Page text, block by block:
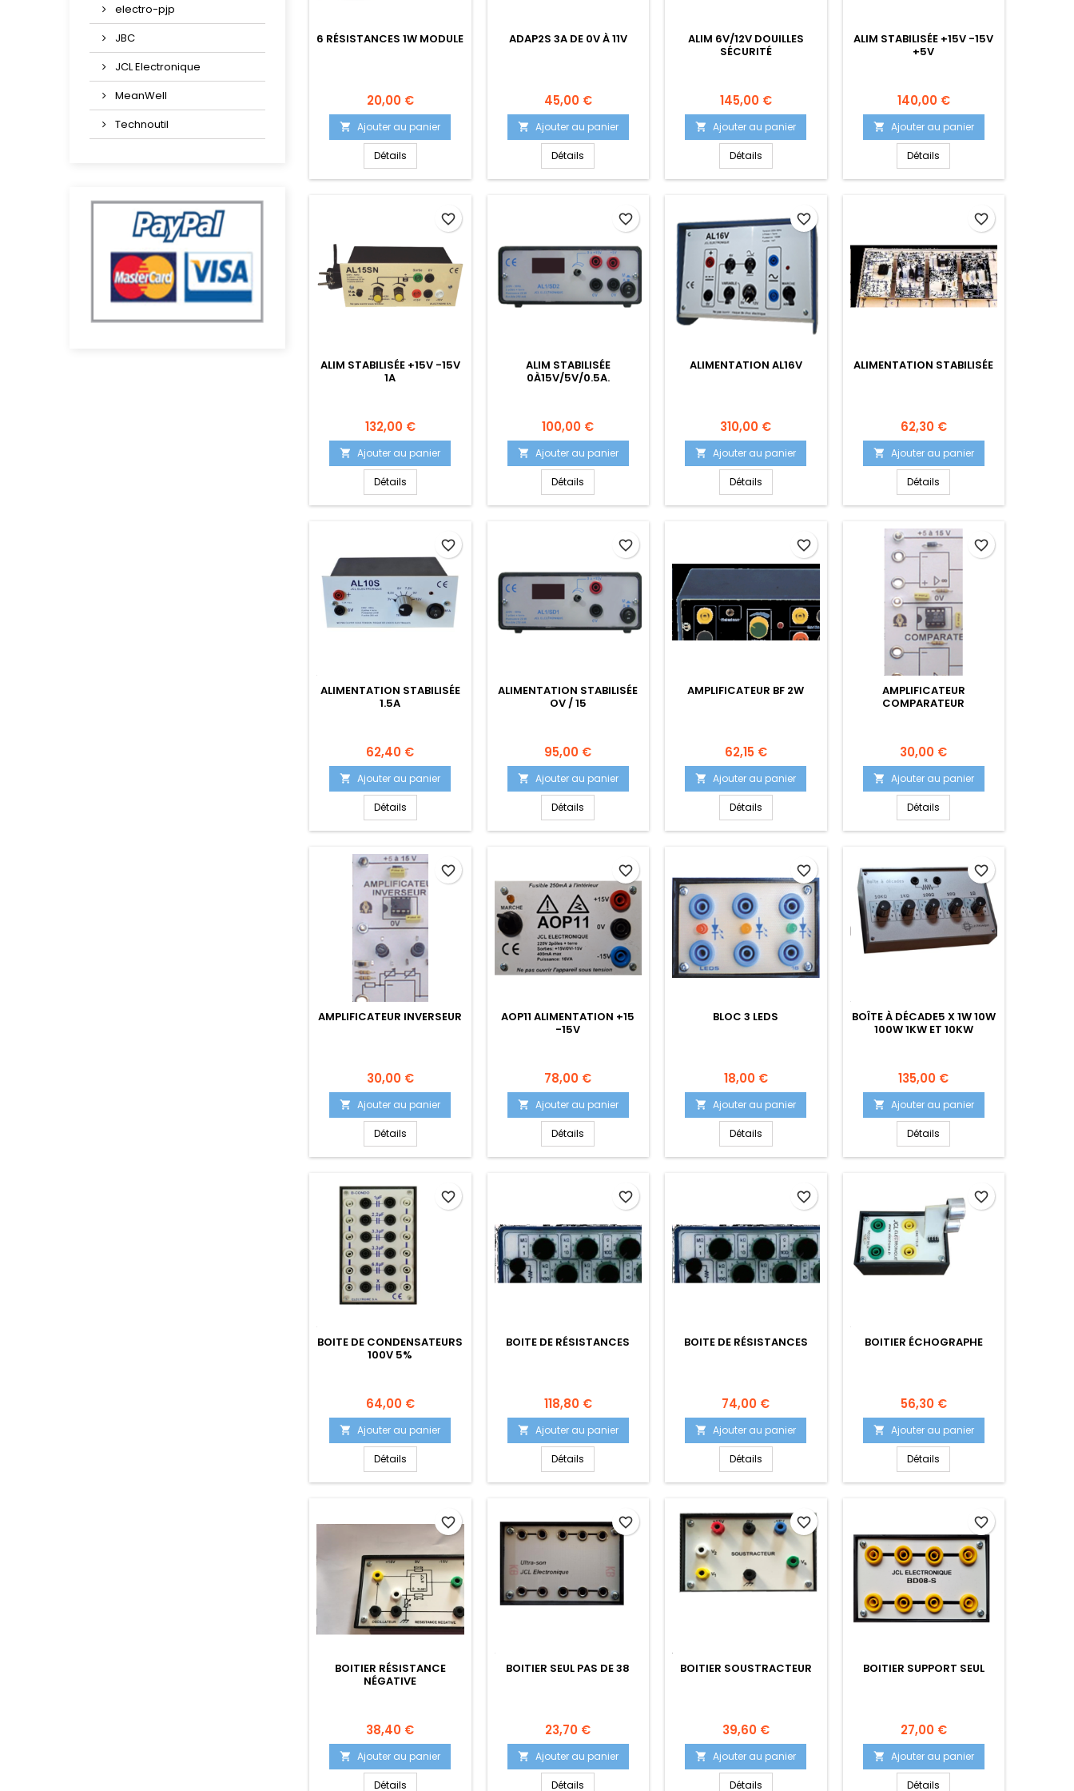
electro-pjp
JBC
JCL Electronique
MeanWell
Technoutil
6 RÉSISTANCES 1W MODULE
Prix
20,00 €
 Ajouter au panier
Détails
ADAP2S 3A DE 0V À 11V
Prix
45,00 €
 Ajouter au panier
Détails
ALIM 6V/12V DOUILLES
SÉCURITÉ
Prix
145,00 €
 Ajouter au panier
Détails
ALIM STABILISÉE +15V -15V
+5V
Prix
140,00 €
 Ajouter au panier
Détails
ALIM STABILISÉE +15V -15V
1A
Prix
132,00 €
 Ajouter au panier
Détails
favorite_border
ALIM STABILISÉE
0À15V/5V/0.5A.
Prix
100,00 €
 Ajouter au panier
Détails
favorite_border
ALIMENTATION AL16V
Prix
310,00 €
 Ajouter au panier
Détails
favorite_border
ALIMENTATION STABILISÉE
Prix
62,30 €
 Ajouter au panier
Détails
favorite_border
ALIMENTATION STABILISÉE
1.5A
Prix
62,40 €
 Ajouter au panier
Détails
favorite_border
ALIMENTATION STABILISÉE
OV / 15
Prix
95,00 €
 Ajouter au panier
Détails
favorite_border
AMPLIFICATEUR BF 2W
Prix
62,15 €
 Ajouter au panier
Détails
favorite_border
AMPLIFICATEUR
COMPARATEUR
Prix
30,00 €
 Ajouter au panier
Détails
favorite_border
AMPLIFICATEUR INVERSEUR
Prix
30,00 €
 Ajouter au panier
Détails
favorite_border
AOP11 ALIMENTATION +15
-15V
Prix
78,00 €
 Ajouter au panier
Détails
favorite_border
BLOC 3 LEDS
Prix
18,00 €
 Ajouter au panier
Détails
favorite_border
BOÎTE À DÉCADE5 X 1W 10W
100W 1KW ET 10KW
Prix
135,00 €
 Ajouter au panier
Détails
favorite_border
BOITE DE CONDENSATEURS
100V 5%
Prix
64,00 €
 Ajouter au panier
Détails
favorite_border
BOITE DE RÉSISTANCES
Prix
118,80 €
 Ajouter au panier
Détails
favorite_border
BOITE DE RÉSISTANCES
Prix
74,00 €
 Ajouter au panier
Détails
favorite_border
BOITIER ÉCHOGRAPHE
Prix
56,30 €
 Ajouter au panier
Détails
favorite_border
BOITIER RÉSISTANCE
NÉGATIVE
Prix
38,40 €
 Ajouter au panier
Détails
favorite_border
BOITIER SEUL PAS DE 38
Prix
23,70 €
 Ajouter au panier
Détails
favorite_border
BOITIER SOUSTRACTEUR
Prix
39,60 €
 Ajouter au panier
Détails
favorite_border
BOITIER SUPPORT SEUL
Prix
27,00 €
 Ajouter au panier
Détails
favorite_border